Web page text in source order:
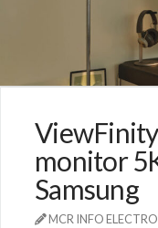
monitor
Samsung
MCR INFO